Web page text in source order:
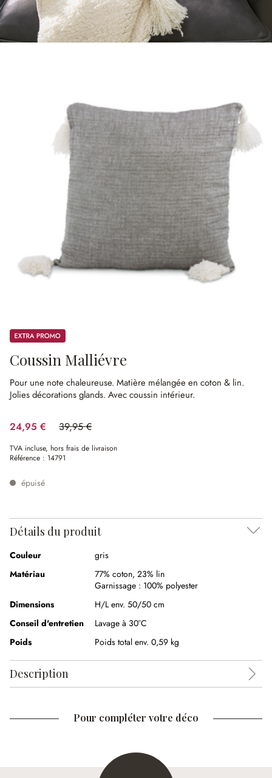
Promos
Coussin Malliévre
Pour une note chaleureuse. Matière mélangée en coton & lin.
Jolies décorations glands. Avec coussin intérieur.
24,95 € 39,95 €
(37.55%spared)
TVA incluse, hors frais de livraison
Référence : 14791
épuisé
Détails du produit
Couleur
gris
Matériau
77% coton, 23% lin
Garnissage : 100% polyester
Dimensions
H/L env. 50/50 cm
Conseil d'entretien
Lavage à 30°C
Poids
Poids total env. 0,59 kg
Description
Pour compléter votre déco